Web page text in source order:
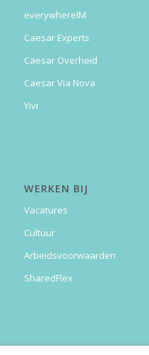
everywhereIM
Caesar Experts
Caesar Overheid
Caesar Via Nova
Yivi
WERKEN BIJ
Vacatures
Cultuur
Arbeidsvoorwaarden
SharedFlex